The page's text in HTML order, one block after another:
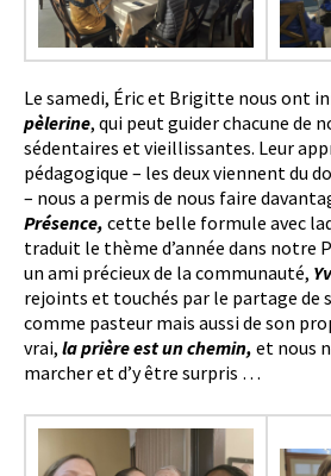
Le samedi, Éric et Brigitte nous ont
pèlerine, qui peut guider chacune de
sédentaires et vieillissantes. Leur
pédagogique – les deux viennent du
– nous a permis de nous faire
Présence, cette belle formule avec
traduit le thème d’année dans notre
un ami précieux de la communauté,
rejoints et touchés par le partage de
comme pasteur mais aussi de son
vrai, la prière est un chemin, et nous
marcher et d’y être surpris …